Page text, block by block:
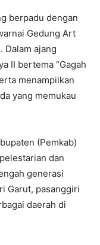
berpadu dengan
Gedung Art
Dalam ajang
II bertema “Gagah
menampilkan
yang memukau
(Pemkab)
dan
generasi
Garut, pasanggiri
daerah di